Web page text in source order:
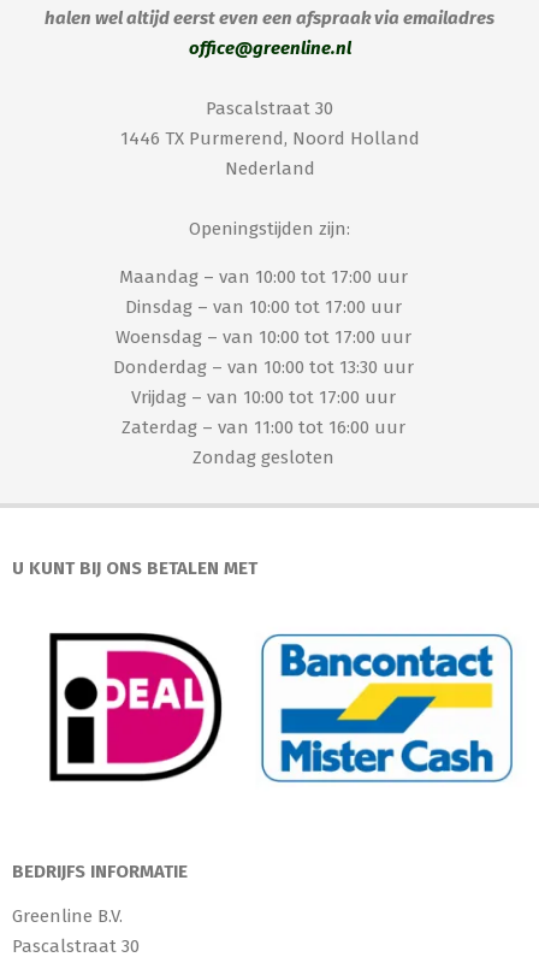
halen wel altijd eerst even een afspraak via emailadres
office@greenline.nl
Pascalstraat 30
1446 TX Purmerend, Noord Holland
Nederland
Openingstijden zijn:
Maandag – van 10:00 tot 17:00 uur
Dinsdag – van 10:00 tot 17:00 uur
Woensdag – van 10:00 tot 17:00 uur
Donderdag – van 10:00 tot 13:30 uur
Vrijdag – van 10:00 tot 17:00 uur
Zaterdag – van 11:00 tot 16:00 uur
Zondag gesloten
U KUNT BIJ ONS BETALEN MET
BEDRIJFS INFORMATIE
Greenline B.V.
Pascalstraat 30